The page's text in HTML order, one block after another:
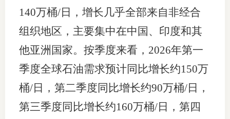
140万桶/日，增长几乎全部来自非经合
组织地区，主要集中在中国、印度和其
他亚洲国家。按季度来看，2026年第一
季度全球石油需求预计同比增长约150万
桶/日，第二季度同比增长约90万桶/日，
第三季度同比增长约160万桶/日，第四